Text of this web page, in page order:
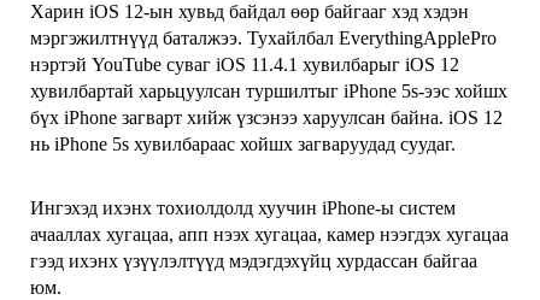
ын
гол
давуу
тал
хурдтай,
ажиллагаа
гэж
мэдэгдэж
Харин iOS 12-ын хувьд байдал өөр байгааг хэд хэдэн
мэргэжилтнүүд баталжээ. Тухайлбал EverythingApplePro
нэртэй YouTube суваг iOS 11.4.1 хувилбарыг iOS 12
хувилбартай харьцуулсан туршилтыг iPhone 5s-ээс хойшх
бүх iPhone загварт хийж үзсэнээ харуулсан байна. iOS 12
нь iPhone 5s хувилбараас хойшх загваруудад суудаг.
Ингэхэд ихэнх тохиолдолд хуучин iPhone-ы систем
ачааллах хугацаа, апп нээх хугацаа, камер нээгдэх хугацаа
гээд ихэнх үзүүлэлтүүд мэдэгдэхүйц хурдассан байгаа
юм.